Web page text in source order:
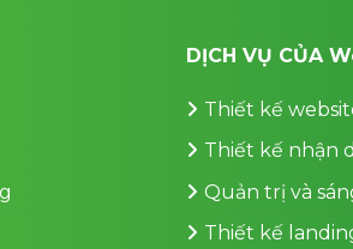
DỊCH VỤ CỦA
Thiết kế
Thiết kế nhận
Quản trị và
Thiết kế